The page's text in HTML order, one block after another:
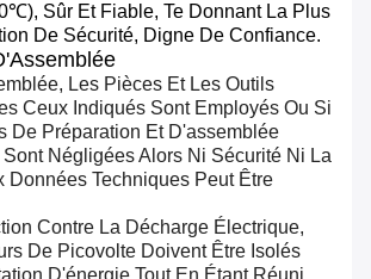
Sûr Et Fiable, Te Donnant La Plus
De Sécurité, Digne De Confiance.
Les Pièces Et Les Outils
Ceux Indiqués Sont Employés Ou Si
De Préparation Et D'assemblée
Négligées Alors Ni Sécurité Ni La
Données Techniques Peut Être
Contre La Décharge Électrique,
De Picovolte Doivent Être Isolés